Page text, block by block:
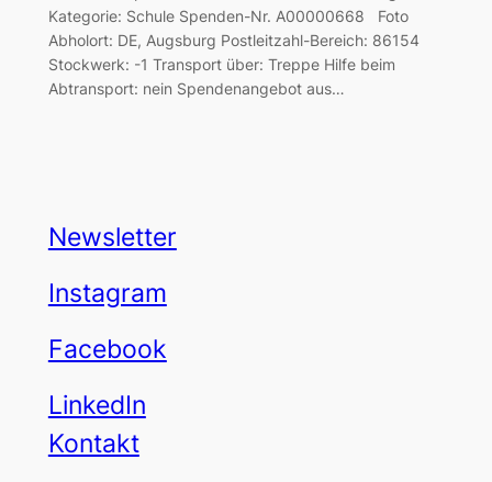
Kategorie: Schule Spenden-Nr. A00000668 Foto
Abholort: DE, Augsburg Postleitzahl-Bereich: 86154
Stockwerk: -1 Transport über: Treppe Hilfe beim
Abtransport: nein Spendenangebot aus…
Newsletter
Instagram
Facebook
LinkedIn
Kontakt